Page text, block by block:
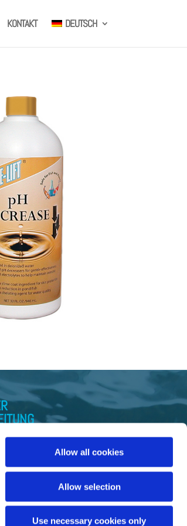
Allow all cookies
Allow selection
Use necessary cookies only
KONTAKT DEUTSCH